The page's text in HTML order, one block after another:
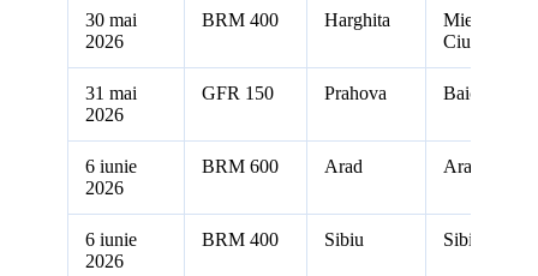
30 mai
2026
BRM 400 Harghita
Miercurea
Ciuc
31 mai
2026
GFR 150 Prahova Baicoi
6 iunie
2026
BRM 600 Arad Arad
6 iunie
2026
BRM 400 Sibiu Sibiu